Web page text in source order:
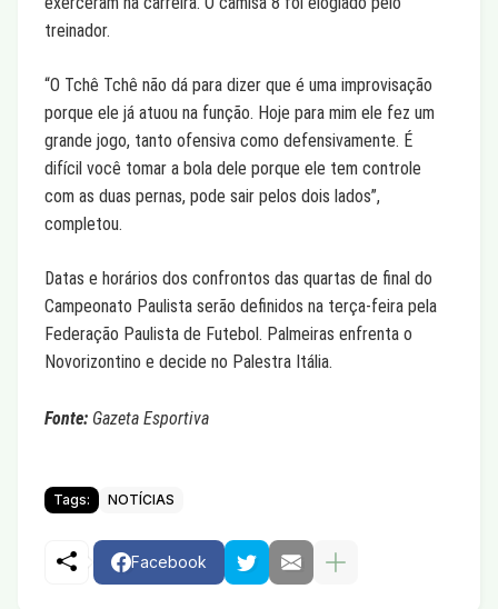
treinador.
“O Tchê Tchê não dá para dizer que é uma improvisação
porque ele já atuou na função. Hoje para mim ele fez um
grande jogo, tanto ofensiva como defensivamente. É
difícil você tomar a bola dele porque ele tem controle
com as duas pernas, pode sair pelos dois lados”,
completou.
Datas e horários dos confrontos das quartas de final do
Campeonato Paulista serão definidos na terça-feira pela
Federação Paulista de Futebol. Palmeiras enfrenta o
Novorizontino e decide no Palestra Itália.
Fonte: Gazeta Esportiva
Tags: NOTÍCIAS
Facebook